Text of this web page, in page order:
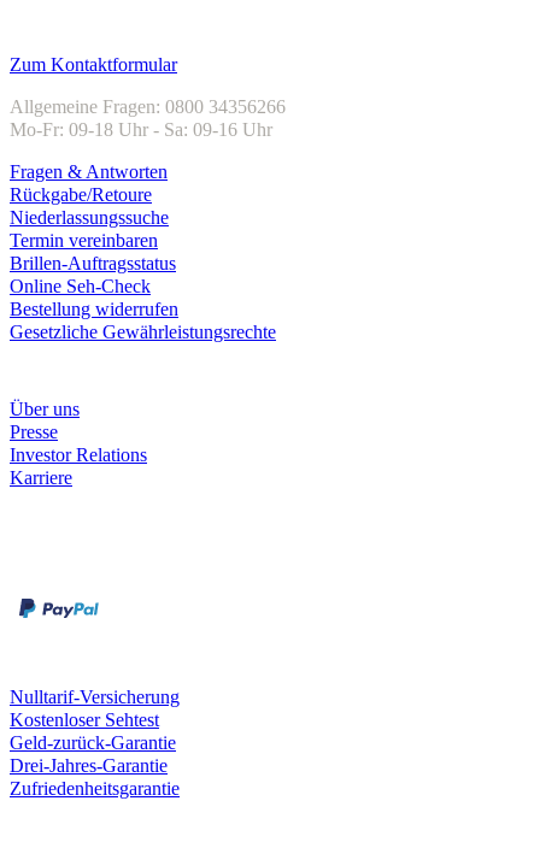
Zum Kontaktformular
Allgemeine Fragen: 0800 34356266
Mo-Fr: 09-18 Uhr - Sa: 09-16 Uhr
Fragen & Antworten
Rückgabe/Retoure
Niederlassungssuche
Termin vereinbaren
Brillen-Auftragsstatus
Online Seh-Check
Bestellung widerrufen
Gesetzliche Gewährleistungsrechte
Über uns
Presse
Investor Relations
Karriere
Nulltarif-Versicherung
Kostenloser Sehtest
Geld-zurück-Garantie
Drei-Jahres-Garantie
Zufriedenheitsgarantie